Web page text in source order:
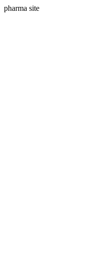
pharma site